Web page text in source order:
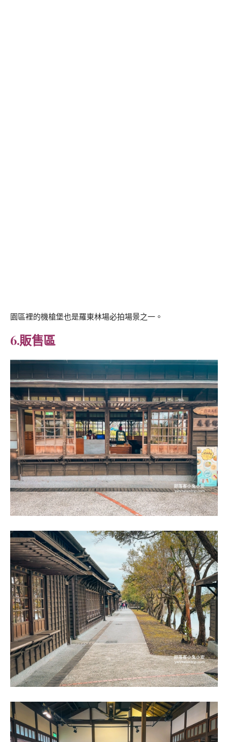
園區裡的機槍堡也是羅東林場必拍場景之一。
6.販售區